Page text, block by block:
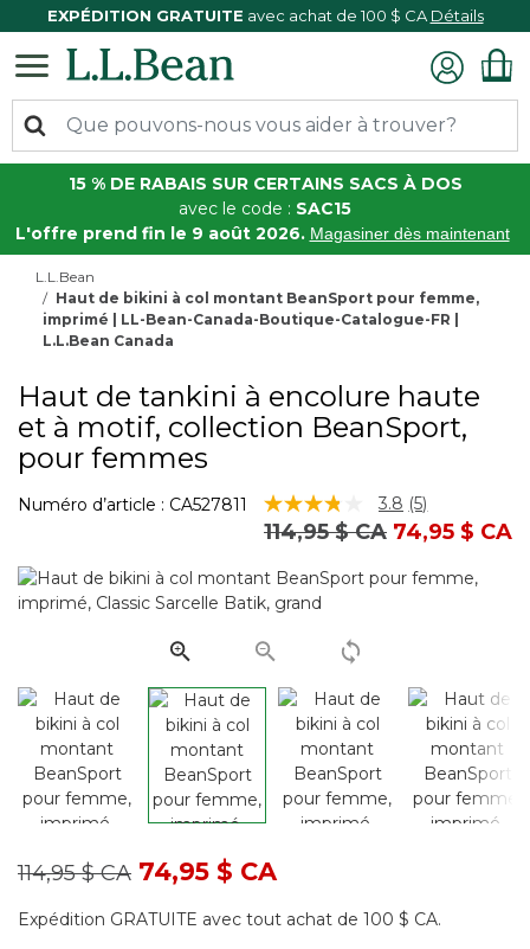
EXPÉDITION GRATUITE avec achat de 100 $ CA Détails
15 % DE RABAIS SUR CERTAINS SACS À DOS
avec le code : SAC15
L'offre prend fin le 9 août 2026. Magasiner dès maintenant
L.L.Bean
Haut de bikini à col montant BeanSport pour femme,
imprimé | LL-Bean-Canada-Boutique-Catalogue-FR |
L.L.Bean Canada
Haut de tankini à encolure haute
et à motif, collection BeanSport,
pour femmes
Numéro d’article : CA527811 5 sur 5 Évaluation des clients
3.8 Lire
les
Lien
(5)
Prix réduit de
114,95 $ CAà74,95 $ CA
Prix réduit de
114,95 $ CAà74,95 $ CA
Expédition GRATUITE avec tout achat de 100 $ CA.